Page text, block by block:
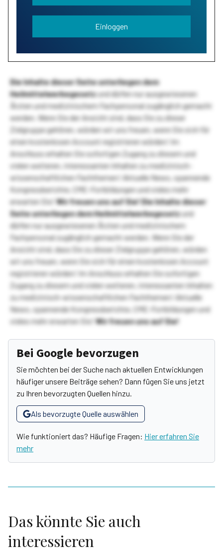
Einloggen
Die Inhalte dieser Seite unterliegen dem
Heilmittelwerbegesetzund dürfen nur ausgewiesenen
Ärzten und medizinischem Fachpersonal zugänglich gemacht
werden. Wenn Sie der Ansicht sind, dass Sie zu dieser
Zielgruppe gehören, würden wir uns freuen, wenn Sie sich für
einen kostenlosen Account registrieren würden! Im
Anschluss erhalten Sie sofortigen Zugang zu diesem und
vielen weiteren, interessanten Inhalten zu medizinisch-
wissenschaftlichen Fachthemen! Aktuelle News, spannende
Kongressberichte, CME-Fortbildungen und vieles mehr
erwarten Sie!Wir freuen uns auf Sie!Die Inhalte dieser
Seite unterliegen dem Heilmittelwerbegesetzund
dürfen nur ausgewiesenen Ärzten und medizinischem
Fachpersonal zugänglich gemacht werden. Wenn Sie der
Ansicht sind, dass Sie zu dieser Zielgruppe gehören, würden
wir uns freuen, wenn Sie sich für einen kostenlosen Account
registrieren würden! Im Anschluss erhalten Sie sofortigen
Zugang zu diesem und vielen weiteren, interessanten Inhalten
zu medizinisch-wissenschaftlichen Fachthemen! Aktuelle
News, spannende Kongressberichte, CME-Fortbildungen und
vieles mehr erwarten Sie!Wir freuen uns auf Sie!
Bei Google bevorzugen
Sie möchten bei der Suche nach aktuellen Entwicklungen
häufiger unsere Beiträge sehen? Dann fügen Sie uns jetzt
zu Ihren bevorzugten Quellen hinzu.
Als bevorzugte Quelle auswählen
Wie funktioniert das? Häufige Fragen: Hier erfahren Sie
mehr
Das könnte Sie auch
interessieren